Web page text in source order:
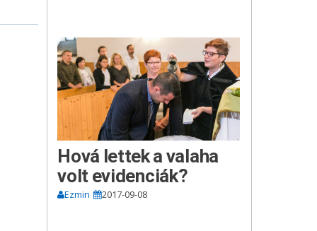
Hová lettek a valaha
volt evidenciák?
Ezmin 2017-09-08